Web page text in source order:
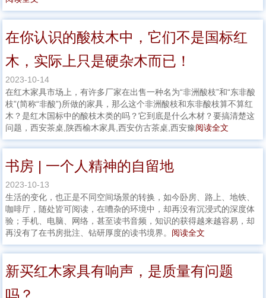
在你认识的酸枝木中，它们不是国标红
木，实际上只是硬杂木而已！
2023-10-14
在红木家具市场上，有许多厂家在出售一种名为“非洲酸枝”和“东非酸
枝”(简称“非酸”)所做的家具，那么这个非洲酸枝和东非酸枝算不算红
木？是红木国标中的酸枝木类的吗？它到底是什么木材？要搞清楚这
问题，西安茶桌,陕西榆木家具,西安仿古茶桌,西安豫阅读全文
书房 | 一个人精神的自留地
2023-10-13
生活的变化，也正是不同空间场景的转换，如今卧房、路上、地铁、
咖啡厅，随处皆可阅读，在嘈杂的环境中，却再没有沉浸式的深度体
验；手机、电脑、网络，甚至读书音频，知识的获得越来越容易，却
再没有了在书房批注、钻研厚度的读书境界。 阅读全文
新买红木家具有响声，是质量有问题